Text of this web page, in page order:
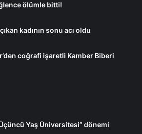
ölümle bitti!
kadının sonu acı oldu
coğrafi işaretli Kamber Biberi
Yaş Üniversitesi” dönemi